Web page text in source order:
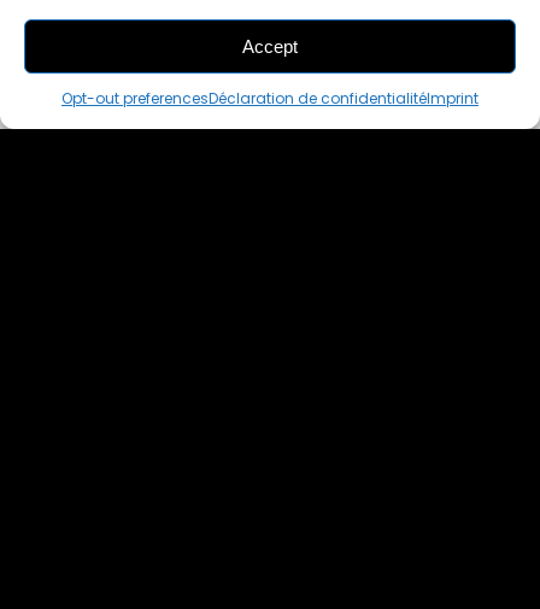
Accept
Opt-out preferencesDéclaration de confidentialitéImprint
THIS PAIR IS
ALREADY SOLD OUT